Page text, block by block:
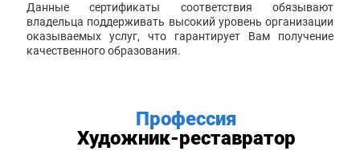
Данные сертификаты соответствия обязывают
владельца поддерживать высокий уровень организации
оказываемых услуг, что гарантирует Вам получение
качественного образования.
Профессия
Художник-реставратор